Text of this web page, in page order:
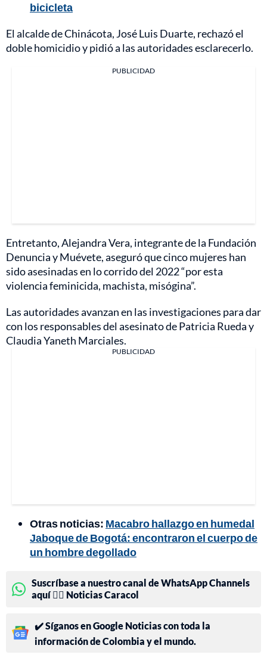
bicicleta
El alcalde de Chinácota, José Luis Duarte, rechazó el
doble homicidio y pidió a las autoridades esclarecerlo.
PUBLICIDAD
Entretanto, Alejandra Vera, integrante de la Fundación
Denuncia y Muévete, aseguró que cinco mujeres han
sido asesinadas en lo corrido del 2022 “por esta
violencia feminicida, machista, misógina”.
Las autoridades avanzan en las investigaciones para dar
con los responsables del asesinato de Patricia Rueda y
Claudia Yaneth Marciales.
PUBLICIDAD
Otras noticias: Macabro hallazgo en humedal
Jaboque de Bogotá: encontraron el cuerpo de
un hombre degollado
Suscríbase a nuestro canal de WhatsApp Channels
aquí 👉🏻 Noticias Caracol
✔️ Síganos en Google Noticias con toda la
información de Colombia y el mundo.